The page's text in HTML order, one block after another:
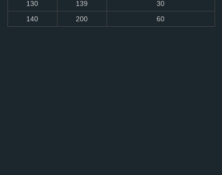
130
139
30
140
200 60